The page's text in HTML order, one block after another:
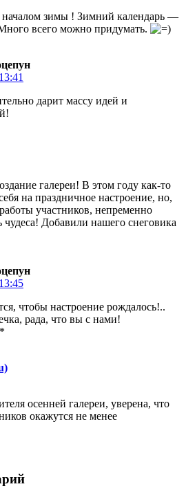
началом зимы ! Зимний календарь —
всего можно придумать.
дарит массу идей и
галереи! В этом году как-то
на праздничное настроение, но,
участников, непременно
чудеса! Добавили нашего снеговика
чтобы настроение рождалось!..
рада, что вы с нами!
осенней галереи, уверена, что
окажутся не менее